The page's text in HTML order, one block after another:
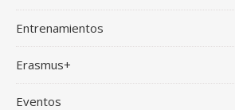
Entrenamientos
Erasmus+
Eventos